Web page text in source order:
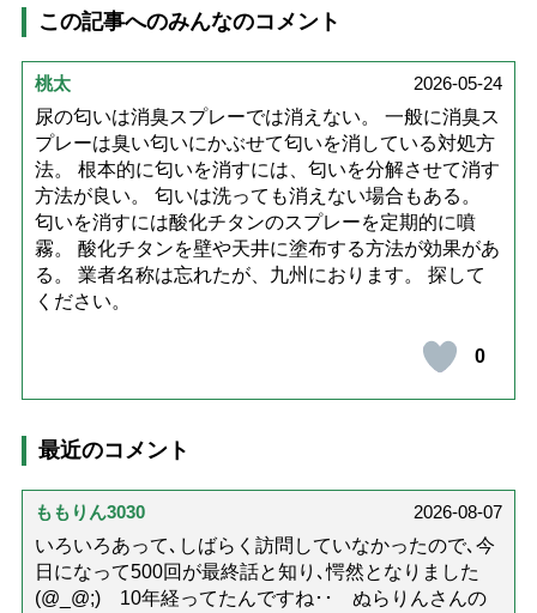
この記事へのみんなのコメント
桃太
2026-05-24
尿の匂いは消臭スプレーでは消えない。 一般に消臭ス
プレーは臭い匂いにかぶせて匂いを消している対処方
法。 根本的に匂いを消すには、匂いを分解させて消す
方法が良い。 匂いは洗っても消えない場合もある。
匂いを消すには酸化チタンのスプレーを定期的に噴
霧。 酸化チタンを壁や天井に塗布する方法が効果があ
る。 業者名称は忘れたが、九州におります。 探して
ください。
0
最近のコメント
ももりん3030
2026-08-07
いろいろあって､しばらく訪問していなかったので､今
日になって500回が最終話と知り､愕然となりました
(@_@;) 10年経ってたんですね･･ ぬらりんさんの